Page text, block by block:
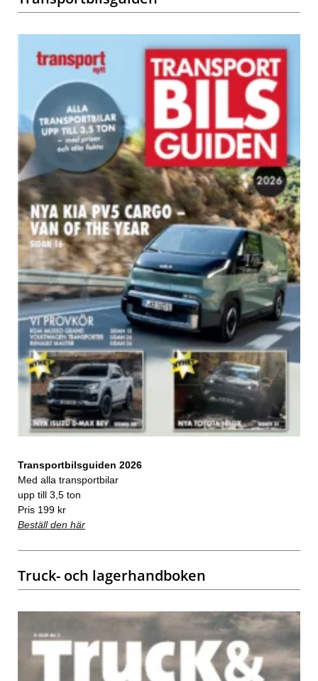
Transportbilsguiden 2026
Med alla transportbilar
upp till 3,5 ton
Pris 199 kr
Beställ den här
Truck- och lagerhandboken